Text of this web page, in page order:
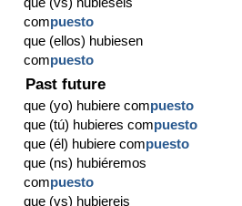
compuesto
que (ellos) hubiesen
compuesto
Past future
que (yo) hubiere compuesto
que (tú) hubieres compuesto
que (él) hubiere compuesto
que (ns) hubiéremos
compuesto
que (vs) hubiereis